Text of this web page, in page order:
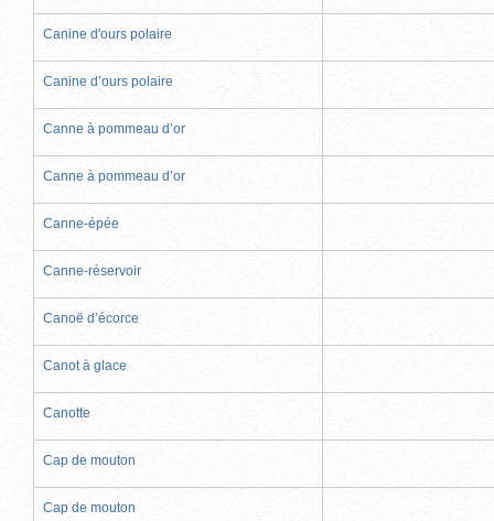
Canine d'ours polaire
Canine d’ours polaire
Canne à pommeau d’or
Canne à pommeau d’or
Canne-épée
Canne-réservoir
Canoë d’écorce
Canot à glace
Canotte
Cap de mouton
Cap de mouton